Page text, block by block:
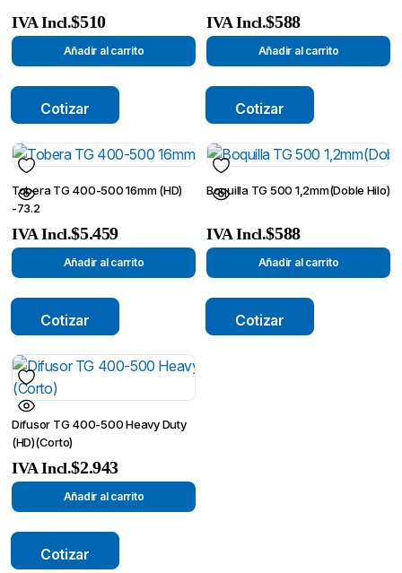
$510
IVA Incl.
Añadir al carrito
Cotizar
$588
IVA Incl.
Añadir al carrito
Cotizar
Tobera TG 400-500 16mm (HD)
-73.2
$5.459
IVA Incl.
Añadir al carrito
Cotizar
Boquilla TG 500 1,2mm(Doble Hilo)
$588
IVA Incl.
Añadir al carrito
Cotizar
Difusor TG 400-500 Heavy Duty
(HD)(Corto)
$2.943
IVA Incl.
Añadir al carrito
Cotizar